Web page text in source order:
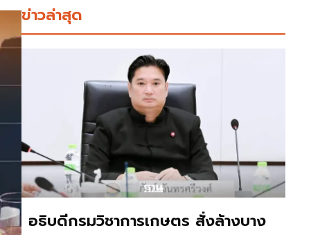
ข่าวล่าสุด
อธิบดีกรมวิชาการเกษตร สั่งล้างบาง